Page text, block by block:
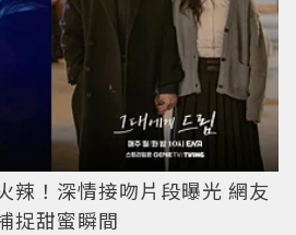
辣！深情接吻片段曝光 網友
捉甜蜜瞬間